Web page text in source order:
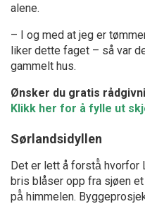
alene.
– I og med at jeg er
liker dette faget – så var
gammelt hus.
Ønsker du gratis
Klikk her for å fylle ut
Sørlandsidyllen
Det er lett å forstå̊ hvorfor
bris blåser opp fra sjøen
på̊ himmelen.